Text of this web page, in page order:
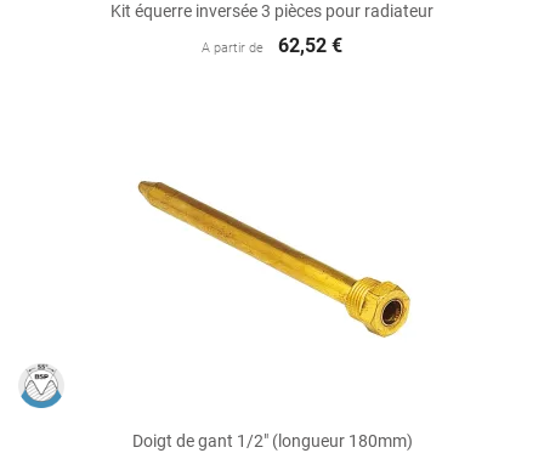
Kit équerre inversée 3 pièces pour radiateur
A partir de 62,52 €
Doigt de gant 1/2" (longueur 180mm)